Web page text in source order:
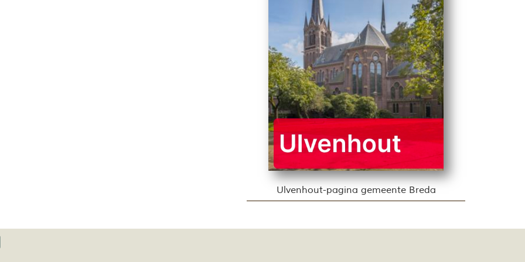
Ulvenhout-pagina gemeente Breda